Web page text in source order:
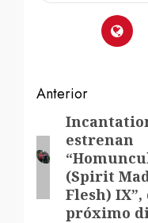
de
entradas
Anterior
Entrada
anterior:estrenan
(Spirit
Flesh) IX”,
próximo